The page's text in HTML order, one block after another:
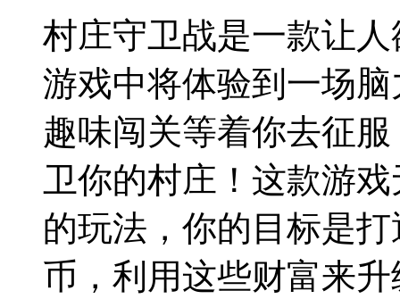
村庄守卫战是一款让
游戏中将体验到一场
趣味闯关等着你去征
卫你的村庄！这款游
的玩法，你的目标是
币，利用这些财富来